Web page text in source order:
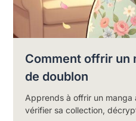
Comment offrir un
de doublon
Apprends à offrir un manga
vérifier sa collection,